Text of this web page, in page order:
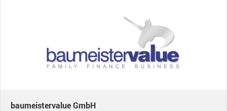
baumeistervalue GmbH